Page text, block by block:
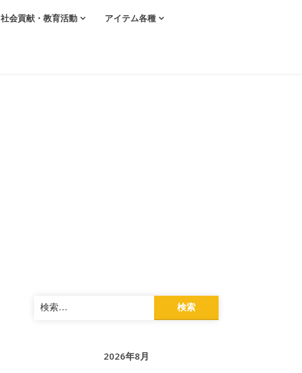
社会貢献・教育活動 アイテム各種
検
索:
2026年8月